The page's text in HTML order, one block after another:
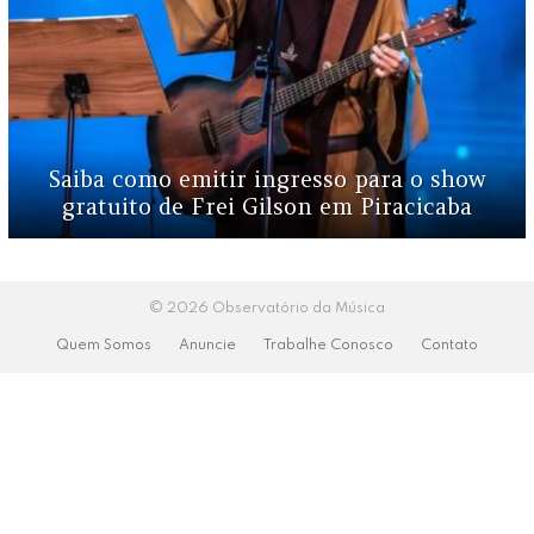
Saiba como emitir ingresso para o show
gratuito de Frei Gilson em Piracicaba
© 2026 Observatório da Música
Quem Somos Anuncie Trabalhe Conosco Contato